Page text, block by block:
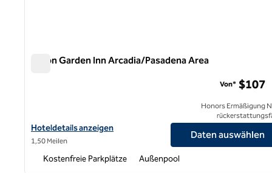
Hilton Garden Inn Arcadia/Pasadena Area
Hoteldetails für das Hilton Garden Inn Arcadia/Pasadena anzeigen
Hoteldetails anzeigen
1,50 Meilen
Von* $107
Honors Ermäßigung
Daten auswählen
Kostenfreie Parkplätze Außenpool